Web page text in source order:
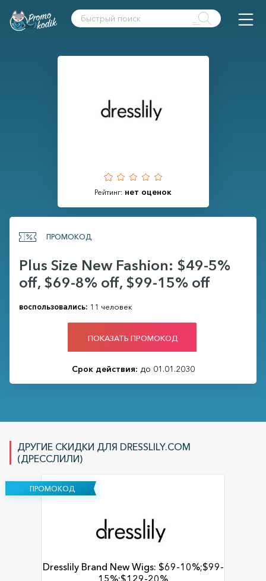
Рейтинг: нет оценок
ПРОМОКОД
Plus Size New Fashion: $49-5%
off, $69-8% off, $99-15% off
воспользовались: 11 человек
ПОКАЗАТЬ ПРОМОКОД
Срок действия: до 01.01.2030
ДРУГИЕ СКИДКИ ДЛЯ DRESSLILY.COM
(ДРЕССЛИЛИ)
ПРОМОКОД
Dresslily Brand New Wigs: $69-10%;$99-